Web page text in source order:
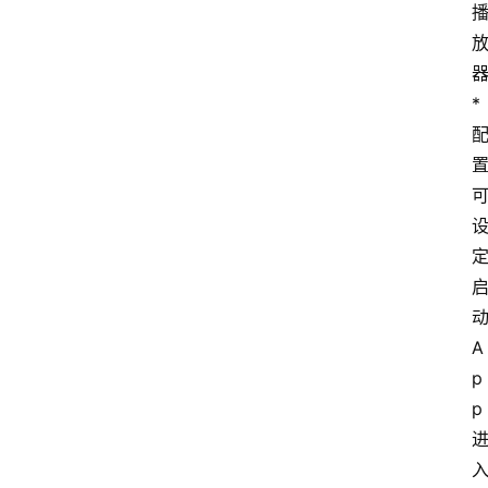
播
放
器
*
配
置
可
设
定
启
动
A
p
p
进
入